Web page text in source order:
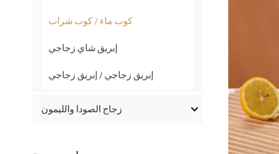
كوب ماء / كوب شراب
إبريق شاي زجاجي
إبريق زجاجي / إبريق زجاجي
زجاج الصودا والليمون